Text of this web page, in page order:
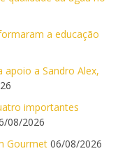
a educação
apoio a Sandro Alex,
importantes
08/2026
Gourmet 06/08/2026